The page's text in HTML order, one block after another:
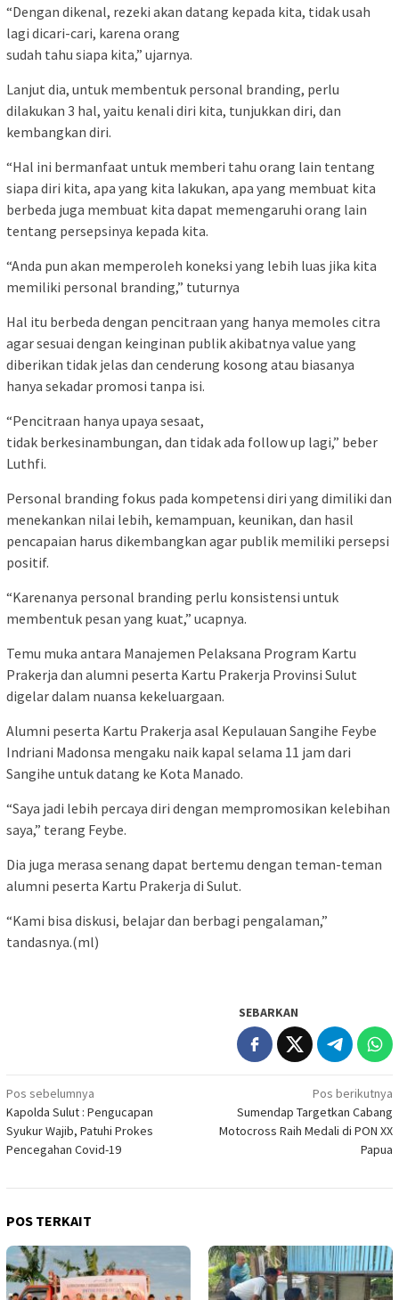
“Dengan dikenal, rezeki akan datang kepada kita, tidak usah
lagi dicari-cari, karena orang
sudah tahu siapa kita,” ujarnya.
Lanjut dia, untuk membentuk personal branding, perlu
dilakukan 3 hal, yaitu kenali diri kita, tunjukkan diri, dan
kembangkan diri.
“Hal ini bermanfaat untuk memberi tahu orang lain tentang
siapa diri kita, apa yang kita lakukan, apa yang membuat kita
berbeda juga membuat kita dapat memengaruhi orang lain
tentang persepsinya kepada kita.
“Anda pun akan memperoleh koneksi yang lebih luas jika kita
memiliki personal branding,” tuturnya
Hal itu berbeda dengan pencitraan yang hanya memoles citra
agar sesuai dengan keinginan publik akibatnya value yang
diberikan tidak jelas dan cenderung kosong atau biasanya
hanya sekadar promosi tanpa isi.
“Pencitraan hanya upaya sesaat,
tidak berkesinambungan, dan tidak ada follow up lagi,” beber
Luthfi.
Personal branding fokus pada kompetensi diri yang dimiliki dan
menekankan nilai lebih, kemampuan, keunikan, dan hasil
pencapaian harus dikembangkan agar publik memiliki persepsi
positif.
“Karenanya personal branding perlu konsistensi untuk
membentuk pesan yang kuat,” ucapnya.
Temu muka antara Manajemen Pelaksana Program Kartu
Prakerja dan alumni peserta Kartu Prakerja Provinsi Sulut
digelar dalam nuansa kekeluargaan.
Alumni peserta Kartu Prakerja asal Kepulauan Sangihe Feybe
Indriani Madonsa mengaku naik kapal selama 11 jam dari
Sangihe untuk datang ke Kota Manado.
“Saya jadi lebih percaya diri dengan mempromosikan kelebihan
saya,” terang Feybe.
Dia juga merasa senang dapat bertemu dengan teman-teman
alumni peserta Kartu Prakerja di Sulut.
“Kami bisa diskusi, belajar dan berbagi pengalaman,”
tandasnya.(ml)
SEBARKAN
Navigasi
pos
Pos sebelumnya
Kapolda Sulut : Pengucapan
Syukur Wajib, Patuhi Prokes
Pencegahan Covid-19
Pos berikutnya
Sumendap Targetkan Cabang
Motocross Raih Medali di PON XX
Papua
POS TERKAIT